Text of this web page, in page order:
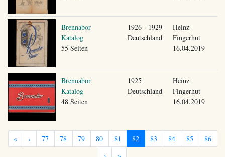
Brennabor
Katalog
55 Seiten
1926 - 1929
Deutschland
Heinz
Fingerhut
16.04.2019
Brennabor
Katalog
48 Seiten
1925
Deutschland
Heinz
Fingerhut
16.04.2019
« ‹ 77 78 79 80 81 82 83 84 85
86
›
»